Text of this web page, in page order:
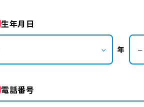
生年月日
年
電話番号